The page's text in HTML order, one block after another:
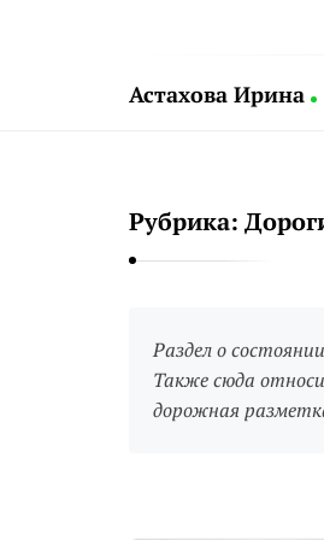
Астахова Ирина
а
х
Рубрика:
Раздел о
Также сюда
дорожная